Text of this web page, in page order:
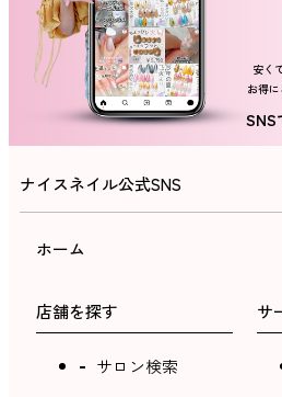
安く
お得
SNS
ナイスネイル公式SNS
ホーム
店舗を探す
サロン検索
サ